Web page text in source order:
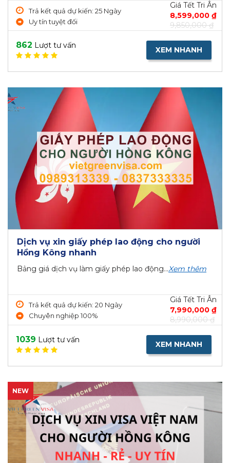
Trả kết quả dự kiến: 25 Ngày
Uy tín tuyệt đối
Giá Tết Tri Ân
8,599,000 ₫
9,850,000 ₫
862 Lượt tư vấn XEM NHANH
Dịch vụ xin giấy phép lao động cho người
Hồng Kông nhanh
Bảng giá dịch vụ làm giấy phép lao động...Xem thêm
Trả kết quả dự kiến: 20 Ngày
Chuyên nghiệp 100%
Giá Tết Tri Ân
7,990,000 ₫
8,990,000 ₫
1039 Lượt tư vấn XEM NHANH
NEW